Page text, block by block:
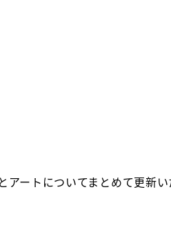
ートについてまとめて更新い